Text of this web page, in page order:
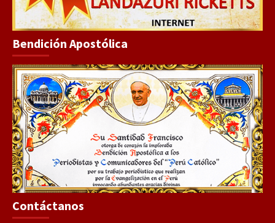
Bendición Apostólica
Contáctanos